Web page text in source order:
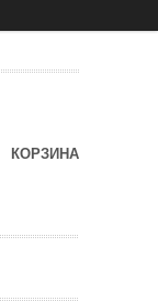
КОРЗИНА